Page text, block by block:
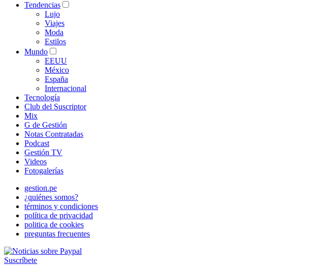
Tendencias
Lujo
Viajes
Moda
Estilos
Mundo
EEUU
México
España
Internacional
Tecnología
Club del Suscriptor
Mix
G de Gestión
Notas Contratadas
Podcast
Gestión TV
Videos
Fotogalerías
gestion.pe
¿quiénes somos?
términos y condiciones
política de privacidad
politica de cookies
preguntas frecuentes
Suscríbete